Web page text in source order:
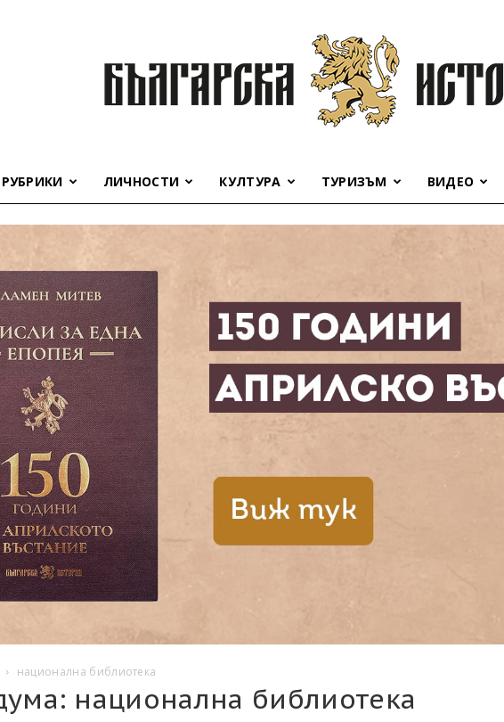
история
РУБРИКИ ЛИЧНОСТИ КУЛТУРА ТУРИЗЪМ ВИДЕО
национална библиотека
национална библиотека